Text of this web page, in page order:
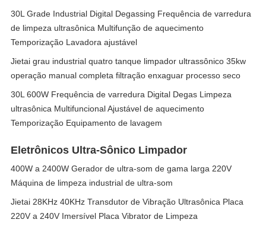
30L Grade Industrial Digital Degassing Frequência de varredura
de limpeza ultrasônica Multifunção de aquecimento
Temporização Lavadora ajustável
Jietai grau industrial quatro tanque limpador ultrassônico 35kw
operação manual completa filtração enxaguar processo seco
30L 600W Frequência de varredura Digital Degas Limpeza
ultrasônica Multifuncional Ajustável de aquecimento
Temporização Equipamento de lavagem
Eletrônicos Ultra-Sônico Limpador
400W a 2400W Gerador de ultra-som de gama larga 220V
Máquina de limpeza industrial de ultra-som
Jietai 28KHz 40KHz Transdutor de Vibração Ultrasônica Placa
220V a 240V Imersível Placa Vibrator de Limpeza